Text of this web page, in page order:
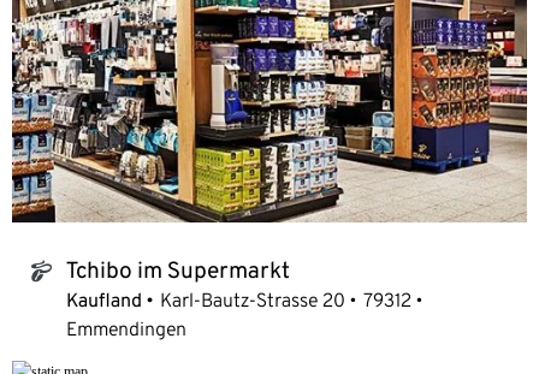
tchibo_logo Tchibo im Supermarkt
Kaufland Karl-Bautz-Strasse 20
79312
Emmendingen